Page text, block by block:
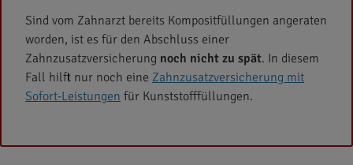
Sind vom Zahnarzt bereits Kompositfüllungen angeraten
worden, ist es für den Abschluss einer
Zahnzusatzversicherung noch nicht zu spät. In diesem
Fall hilft nur noch eine Zahnzusatzversicherung mit
Sofort-Leistungen für Kunststofffüllungen.